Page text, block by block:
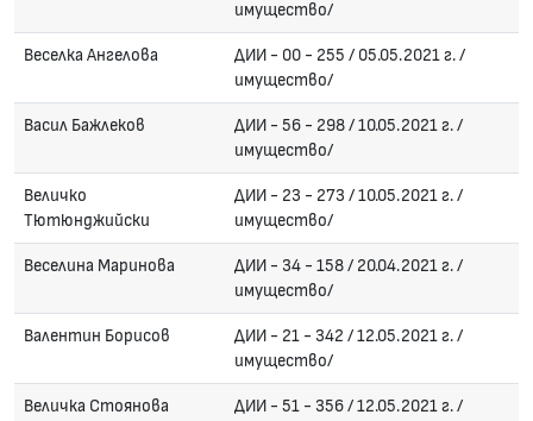
имущество/
Веселка Ангелова
ДИИ - 00 - 255 / 05.05.2021 г. /
имущество/
Васил Бажлеков
ДИИ - 56 - 298 / 10.05.2021 г. /
имущество/
Величко
Тютюнджийски
ДИИ - 23 - 273 / 10.05.2021 г. /
имущество/
Веселина Маринова
ДИИ - 34 - 158 / 20.04.2021 г. /
имущество/
Валентин Борисов
ДИИ - 21 - 342 / 12.05.2021 г. /
имущество/
Величка Стоянова
ДИИ - 51 - 356 / 12.05.2021 г. /